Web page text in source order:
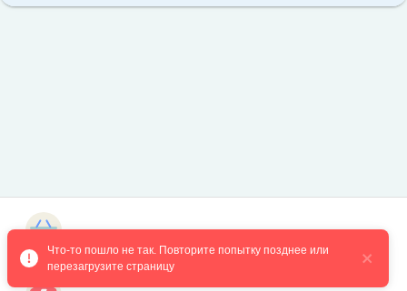
Что-то пошло не так. Повторите попытку позднее или
перезагрузите страницу